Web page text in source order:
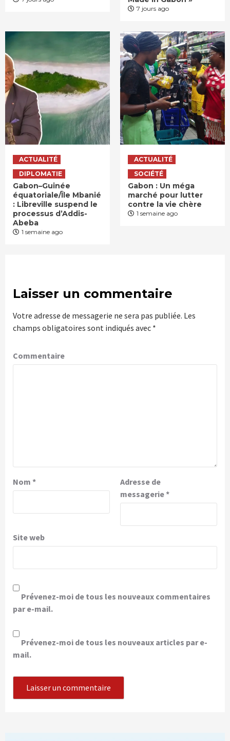
7 jours ago
ACTUALITÉ
DIPLOMATIE
Gabon–Guinée
équatoriale/Île Mbanié
: Libreville suspend le
processus d’Addis-
Abeba
1 semaine ago
ACTUALITÉ
SOCIÉTÉ
Gabon : Un méga
marché pour lutter
contre la vie chère
1 semaine ago
Laisser un commentaire
Votre adresse de messagerie ne sera pas publiée. Les
champs obligatoires sont indiqués avec *
Commentaire
Nom *
Adresse de
messagerie*
Site web
Prévenez-moi de tous les nouveaux commentaires
par e-mail.
Prévenez-moi de tous les nouveaux articles par e-
mail.